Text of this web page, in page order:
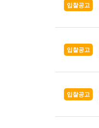
입찰공고
입찰공고
입찰공고